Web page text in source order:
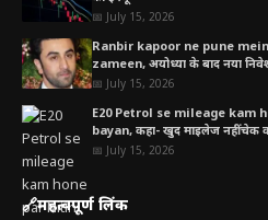
📅 July 15, 2026
Ranbir kapoor ne pune
zameen, अयोध्या के बाद नया
📅 July 15, 2026
E20 Petrol se mileage kam
bayan, कहा- खुद माइलेज नहीं चेक
📅 July 15, 2026
🔗महत्वपूर्ण लिंक